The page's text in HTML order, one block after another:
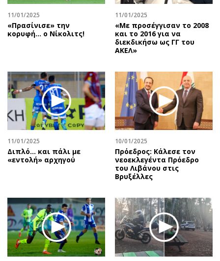
Περιβάλλον
Ελλάδα
Κόσμος
Σινεμά
Θέατρο-Χορός
Μουσική
Εικαστικά
Βιβλίο
Χειρόγραφα
Ταξίδια
Συνταγές
Έξοδος
Media
Wine routes
Podcasts
Uncut
Προσφορές
Προσωπικότητες στην ''Κ''
Επιστολές
11/01/2025
«Πρασίνισε» την
κορυφή… ο Νίκολιτς!
11/01/2025
«Με προσέγγισαν το 2008
και το 2016 για να
διεκδικήσω ως ΓΓ του
ΑΚΕΛ»
11/01/2025
Διπλό... και πάλι με
«εντολή» αρχηγού
10/01/2025
Πρόεδρος: Κάλεσε τον
νεοεκλεγέντα Πρόεδρο
του Λιβάνου στις
Βρυξέλλες